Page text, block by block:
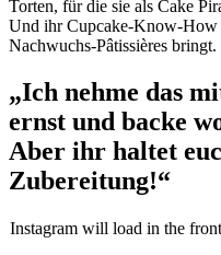
Torten, für die sie als Cake
Und ihr Cupcake-Know-How
Nachwuchs-Pâtissières bringt.
„Ich nehme das
ernst und backe
Aber ihr haltet
Zubereitung!“
Instagram will load in the